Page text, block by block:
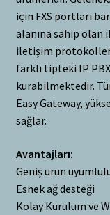
için FXS portları
alanına sahip olan
iletişim
farklı tipteki IP
kurabilmektedir.
Easy Gateway,
sağlar.
Avantajları:
Geniş ürün
Esnek ağ desteği
Kolay Kurulum ve